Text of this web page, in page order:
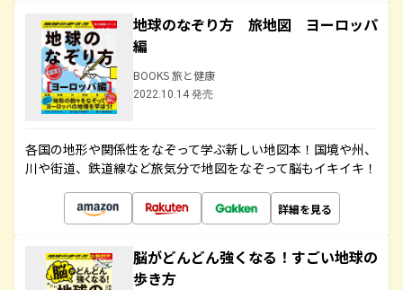
地球のなぞり方 旅地図 ヨーロッパ
編
BOOKS 旅と健康
2022.10.14 発売
各国の地形や関係性をなぞって学ぶ新しい地図本！国境や州、
川や街道、鉄道線など旅気分で地図をなぞって脳もイキイキ！
詳細を見る
脳がどんどん強くなる！すごい地球の
歩き方